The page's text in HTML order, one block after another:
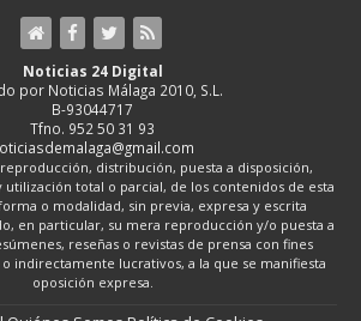
Noticias 24 Digital
por Noticias Málaga 2010, S.L.
B-93044717
Tfno. 952 50 31 93
distribución, puesta a disposición,
total o parcial, de los contenidos de esta
o modalidad, sin previa, expresa y escrita
en particular, su mera reproducción y/o puesta a
reseñas o revistas de prensa con fines
indirectamente lucrativos, a la que se manifiesta
oposición expresa.